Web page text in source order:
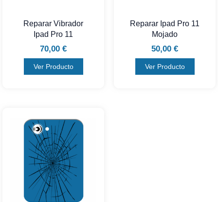
Reparar Vibrador
Ipad Pro 11
70,00 €
Ver Producto
Reparar Ipad Pro 11
Mojado
50,00 €
Ver Producto